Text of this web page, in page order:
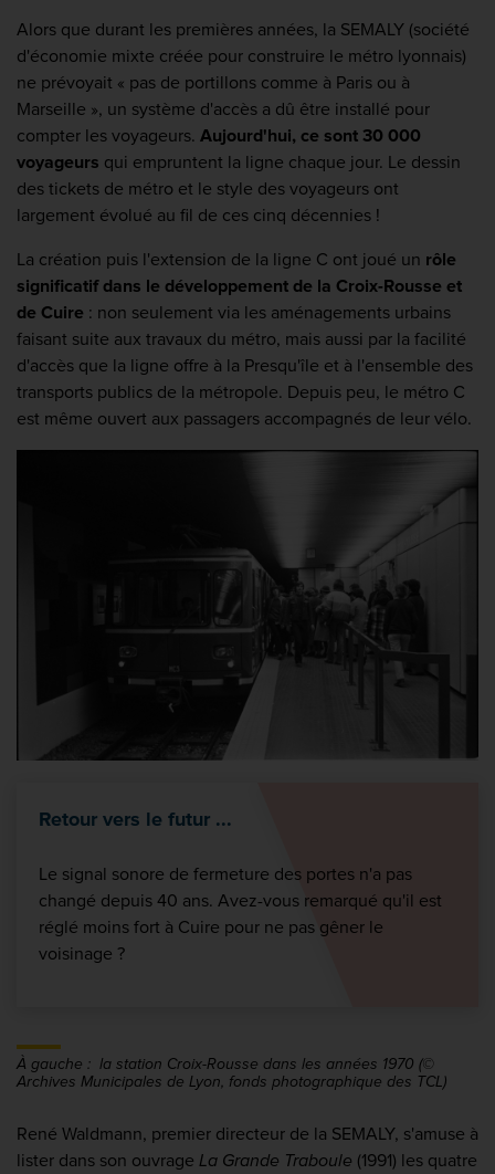
Alors que durant les premières années, la SEMALY (société
d'économie mixte créée pour construire le métro lyonnais)
ne prévoyait « pas de portillons comme à Paris ou à
Marseille », un système d'accès a dû être installé pour
compter les voyageurs. Aujourd'hui, ce sont 30 000
voyageurs qui empruntent la ligne chaque jour. Le dessin
des tickets de métro et le style des voyageurs ont
largement évolué au fil de ces cinq décennies !
La création puis l'extension de la ligne C ont joué un rôle
significatif dans le développement de la Croix-Rousse et
de Cuire : non seulement via les aménagements urbains
faisant suite aux travaux du métro, mais aussi par la facilité
d'accès que la ligne offre à la Presqu'île et à l'ensemble des
transports publics de la métropole. Depuis peu, le métro C
est même ouvert aux passagers accompagnés de leur vélo.
Retour vers le futur ...
Le signal sonore de fermeture des portes n'a pas
changé depuis 40 ans. Avez-vous remarqué qu'il est
réglé moins fort à Cuire pour ne pas gêner le
voisinage ?
À gauche : la station Croix-Rousse dans les années 1970 (©
Archives Municipales de Lyon, fonds photographique des TCL)
René Waldmann, premier directeur de la SEMALY, s'amuse à
lister dans son ouvrage La Grande Traboule (1991) les quatre